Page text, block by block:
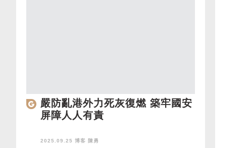
嚴防亂港外力死灰復燃 築牢國安
屏障人人有責
2025.09.25 博客 陳勇